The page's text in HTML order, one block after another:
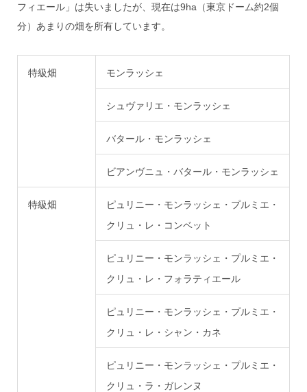
フィエール」は失いましたが、現在は9ha（東京ドーム約2個
分）あまりの畑を所有しています。
特級畑 モンラッシェ
シュヴァリエ・モンラッシェ
バタール・モンラッシェ
ビアンヴニュ・バタール・モンラッシェ
特級畑
ピュリニー・モンラッシェ・プルミエ・
クリュ・レ・コンベット
ピュリニー・モンラッシェ・プルミエ・
クリュ・レ・フォラティエール
ピュリニー・モンラッシェ・プルミエ・
クリュ・レ・シャン・カネ
ピュリニー・モンラッシェ・プルミエ・
クリュ・ラ・ガレンヌ